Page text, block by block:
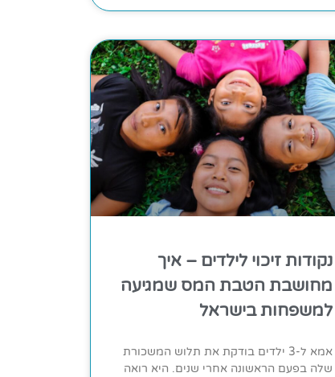
נקודות זיכוי לילדים – איך
מחושבת הטבת המס שמגיעה
למשפחות בישראל
אמא ל-3 ילדים בודקת את תלוש המשכורת
שלה בפעם הראשונה אחרי שנים. היא רואה